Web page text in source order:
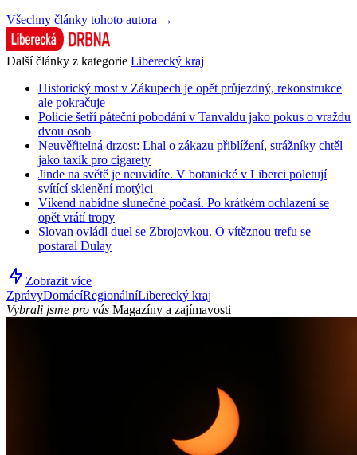
Všechny články tohoto autora →
Další články z kategorie Liberecký kraj
Historický most v Zákupech je opět průjezdný, rekonstrukce
ale pokračuje
Policie šetří páteční pobodání v Tanvaldu jako pokus o vraždu
dvou osob
Neuvěřitelná drzost: Lhal o zákazu přiblížení, strážníky chtěl
jako taxík pro cigarety
Jinde na světě je neuvidíte. V botanické v Liberci poletují
svítící sklenění motýlci
Víkend nabídne slunečné počasí. Po krátkém ochlazení se
opět vrátí tropy
Slovan ovládl duel se Zbrojovkou. O vítěznou trefu se
postaral Dulay
Zobrazit více
ZprávyDomácíRegionálníLiberecký kraj
Vybrali jsme pro vás Magazíny a zajímavosti